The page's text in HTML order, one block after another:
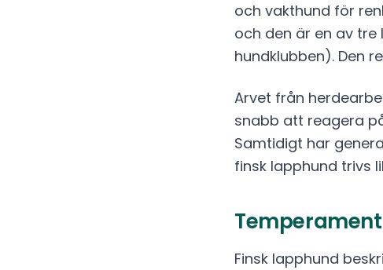
och vakthund för
och den är en av tre
hundklubben). Den
Arvet från
snabb att reagera
Samtidigt har
finsk lapphund trivs
Finsk lapphund